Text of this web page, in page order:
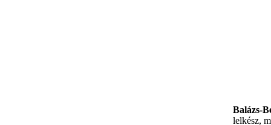
Balázs-
lelkész,